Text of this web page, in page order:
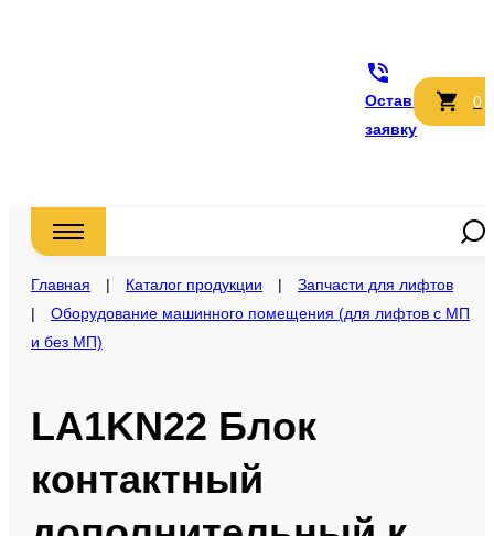
Оставить
заявку
0
Главная | Каталог продукции |
Запчасти для лифтов
|
Оборудование машинного помещения (для лифтов с МП
и без МП)
LA1KN22 Блок
контактный